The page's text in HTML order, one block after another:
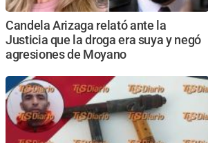
Candela Arizaga relató ante la
Justicia que la droga era suya y negó
agresiones de Moyano